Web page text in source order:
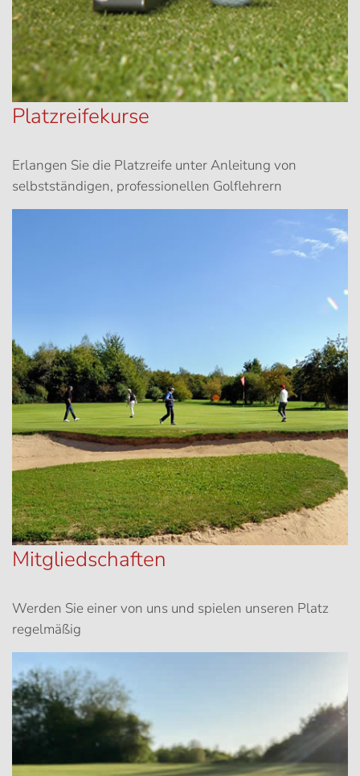
Platzreifekurse
Erlangen Sie die Platzreife unter Anleitung von
selbstständigen, professionellen Golflehrern
Mitgliedschaften
Werden Sie einer von uns und spielen unseren Platz
regelmäßig